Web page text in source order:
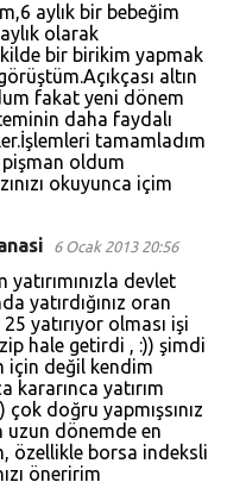
aylık bir bebeğim
olarak
bir birikim yapmak
altın
fakat yeni dönem
daha faydalı
tamamladım
oldum
okuyunca içim
6 Ocak 2013 20:56
yatırımınızla devlet
yatırdığınız oran
yatırıyor olması işi
hale getirdi , :)) şimdi
için değil kendim
kararınca yatırım
çok doğru yapmışsınız
uzun dönemde en
özellikle borsa indeksli
öneririm